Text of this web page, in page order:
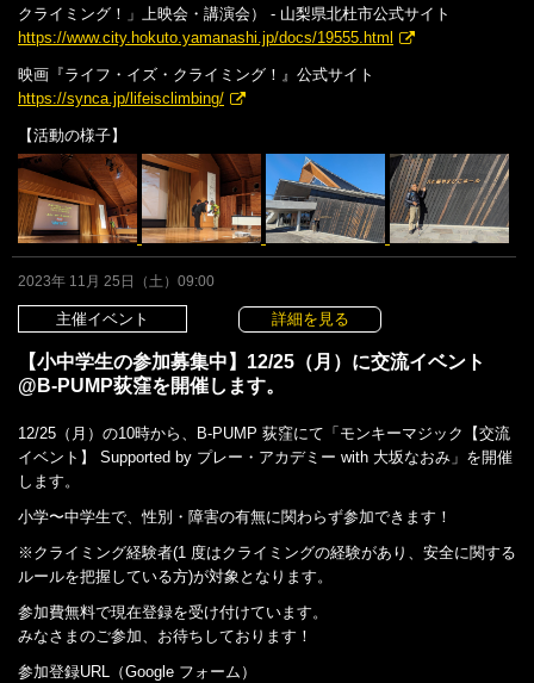
クライミング！」上映会・講演会） - 山梨県北杜市公式サイト
https://www.city.hokuto.yamanashi.jp/docs/19555.html
映画『ライフ・イズ・クライミング！』公式サイト
https://synca.jp/lifeisclimbing/
【活動の様子】
2023年 11月 25日（土）09:00
主催イベント 詳細を見る
【小中学生の参加募集中】12/25（月）に交流イベント
@B-PUMP荻窪を開催します。
12/25（月）の10時から、B-PUMP 荻窪にて「モンキーマジック【交流
イベント】 Supported by プレー・アカデミー with 大坂なおみ」を開催
します。
小学〜中学生で、性別・障害の有無に関わらず参加できます！
※クライミング経験者(1 度はクライミングの経験があり、安全に関する
ルールを把握している方)が対象となります。
参加費無料で現在登録を受け付けています。
みなさまのご参加、お待ちしております！
参加登録URL（Google フォーム）